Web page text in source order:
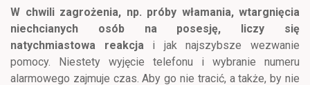
W chwili zagrożenia, np. próby włamania, wtargnięcia
niechcianych osób na posesję, liczy się
natychmiastowa reakcja i jak najszybsze wezwanie
pomocy. Niestety wyjęcie telefonu i wybranie numeru
alarmowego zajmuje czas. Aby go nie tracić, a także, by nie